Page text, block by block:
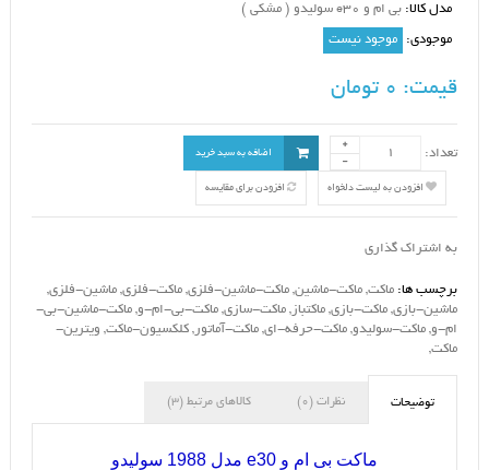
مدل کالا: بی ام و e30 سولیدو ( مشکی )
موجودی: موجود نیست
قیمت:
تعداد: اضافه به سبد خرید
افزودن به لیست دلخواه افزودن برای مقایسه
به اشتراک گذاری
برچسب ها: ماکت, ماکت-ماشین, ماکت-ماشین-فلزی, ماکت-فلزی, ماشین-فلزی,
ماشین-بازی, ماکت-بازی, ماکتباز , ماکت-سازی, ماکت-بی-ام-و, ماکت-ماشین-بی-
ام-و, ماکت-سولیدو, ماکت-حرفه-ای, ماکت-آماتور , کلکسیون-ماکت, ویترین-
ماکت,
توضیحات نظرات (0) کالاهای مرتبط (3)
ماکت بی ام و e30 مدل 1988 سولیدو